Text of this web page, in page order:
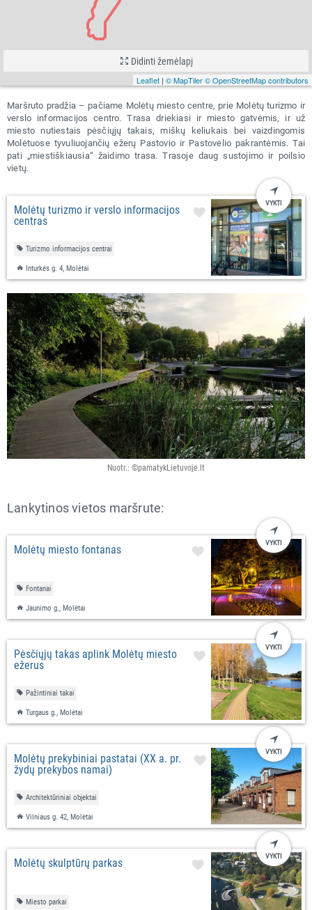
Leaflet | © MapTiler© OpenStreetMap contributors
Didinti žemėlapį
Maršruto pradžia – pačiame Molėtų miesto centre, prie Molėtų turizmo ir
verslo informacijos centro. Trasa driekiasi ir miesto gatvėmis, ir už
miesto nutiestais pėsčiųjų takais, miškų keliukais bei vaizdingomis
Molėtuose tyvuliuojančių ežerų Pastovio ir Pastovėlio pakrantėmis. Tai
pati „miestiškiausia“ žaidimo trasa. Trasoje daug sustojimo ir poilsio
vietų.
Molėtų turizmo ir verslo informacijos
centras
Turizmo informacijos centrai
Inturkės g. 4, Molėtai
VYKTI
Nuotr.: ©pamatykLietuvoje.lt
Lankytinos vietos maršrute:
Molėtų miesto fontanas
Fontanai
Jaunimo g., Molėtai
VYKTI
Pėsčiųjų takas aplink Molėtų miesto
ežerus
Pažintiniai takai
Turgaus g., Molėtai
VYKTI
Molėtų prekybiniai pastatai (XX a. pr.
žydų prekybos namai)
Architektūriniai objektai
Vilniaus g. 42, Molėtai
VYKTI
Molėtų skulptūrų parkas
Miesto parkai
VYKTI